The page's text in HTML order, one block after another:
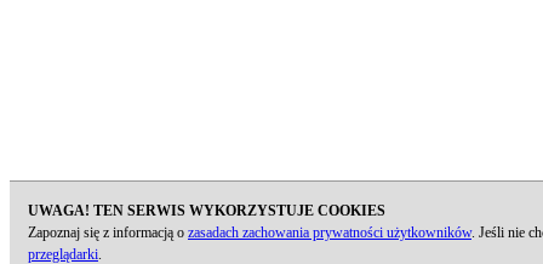
UWAGA! TEN SERWIS WYKORZYSTUJE COOKIES
Zapoznaj się z informacją o zasadach zachowania prywatności użytkowników. Jeśli nie
przeglądarki.